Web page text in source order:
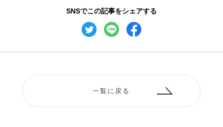
SNSでこの記事をシェアする
一覧に戻る